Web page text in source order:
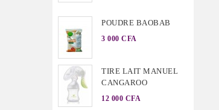
POUDRE BAOBAB
3 000 CFA
TIRE LAIT MANUEL
CANGAROO
12 000 CFA